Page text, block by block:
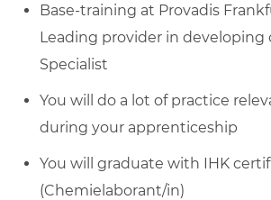
Base-training at Provadis
Leading provider in developing
Specialist
You will do a lot of practice
during your apprenticeship
You will graduate with IHK
(Chemielaborant/in)